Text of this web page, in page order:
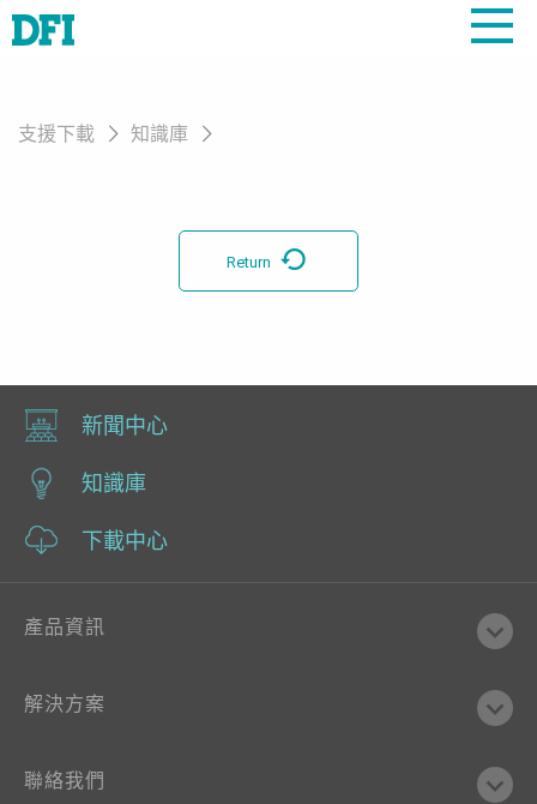
支援下載 知識庫
Return
新聞中心
知識庫
下載中心
產品資訊
解決方案
聯絡我們